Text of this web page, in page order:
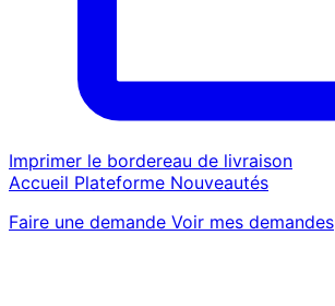
Imprimer le bordereau de livraison
Accueil Plateforme Nouveautés
Faire une demande Voir mes demandes